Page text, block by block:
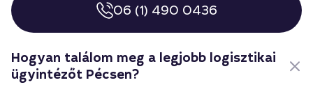
06 (1) 490 0436
Hogyan találom meg a legjobb logisztikai
ügyintézőt Pécsen?